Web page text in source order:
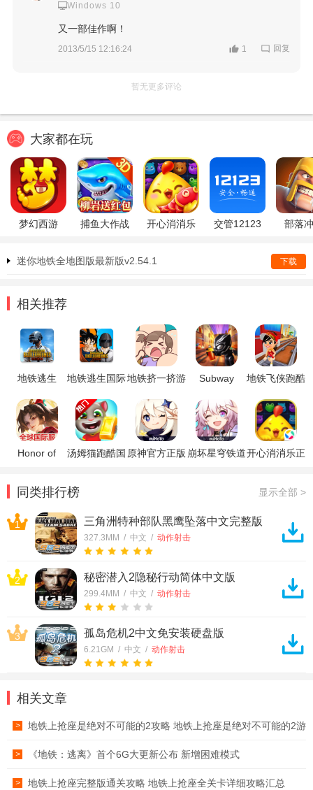
Windows 10
又一部佳作啊！
2013/5/15 12:16:24 1 回复
暂无更多评论
大家都在玩
梦幻西游 捕鱼大作战 开心消消乐 交管12123 部落
迷你地铁全地图版最新版v2.54.1 下载
相关推荐
地铁逃生
地铁逃生国际
新版
地铁挤一挤游
Subway
Panther(地铁
黑豹跑酷游
戏)
地铁飞侠跑酷
Honor of
汤姆猫跑酷国 原神官方正版 崩坏星穹铁道开心消消乐正
同类排行榜 显示全部 >
1 三角洲特种部队黑鹰坠落中文完整版
327.3MM / 中文 / 动作射击
2 秘密潜入2隐秘行动简体中文版
299.4MM / 中文 / 动作射击
3 孤岛危机2中文免安装硬盘版
6.21GM / 中文 / 动作射击
相关文章
> 地铁上抢座是绝对不可能的2攻略 地铁上抢座是绝对不可能的2游
戏完整攻略
> 《地铁：逃离》首个6G大更新公布 新增困难模式
> 地铁上抢座完整版通关攻略 地铁上抢座全关卡详细攻略汇总